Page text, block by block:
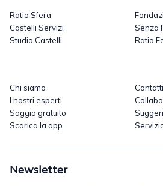
Ratio Sfera
Castelli Servizi
Studio Castelli
Senza
Ratio
Chi siamo
I nostri esperti
Saggio gratuito
Scarica la app
Contatti
Newsletter